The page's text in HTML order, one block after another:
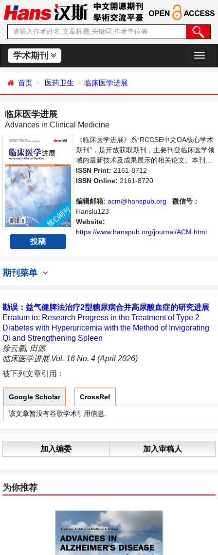
学术期刊
切
换
首页 医药卫生 临床医学进展
临床医学进展
Advances in Clinical Medicine
投稿
《临床医学进展》系“RCCSE中文OA核心学术
期刊”，是开放获取期刊，主要刊登临床医学领
域内最新技术及成果展示的相关论文。本刊支
持思想创新、学术创新，倡导科学，繁荣学
术，集学术性、思想性为一体，旨在给世界范
播、分享和讨论临床医学领域内不同方向问题
与发展的交流平台。
ISSN Print: 2161-8712
ISSN Online: 2161-8720
编辑邮箱: acm@hanspub.org
微信号：
Hanslu123
Website:
https://www.hanspub.org/journal/ACM.html
期刊菜单
勘误：益气健脾法治疗2型糖尿病合并高尿酸血症的研究进展
Erratum to: Research Progress in the Treatment of Type 2
Diabetes with Hyperuricemia with the Method of Invigorating
Qi and Strengthening Spleen
徐云鹏, 田源
临床医学进展 Vol. 16 No. 4 (April 2026)
被下列文章引用：
Google Scholar CrossRef
该文章暂没有谷歌学术引用信息.
加入编委 加入审稿人
为你推荐